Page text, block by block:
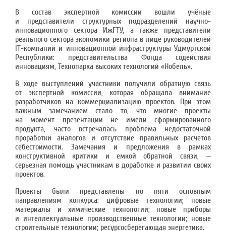
В состав экспертной комиссии вошли учёные
и представители структурных подразделений научно-
инновационного сектора ИжГТУ, а также представители
реального сектора экономики региона в лице руководителей
IT-компаний и инновационной инфраструктуры Удмуртской
Республики: представительства Фонда содействия
инновациям, Технопарка высоких технологий «Нобель».
В ходе выступлений участники получили обратную связь
от экспертной комиссии, которая обращала внимание
разработчиков на коммерциализацию проектов. При этом
важным замечанием стало то, что многие проекты
на момент презентации не имели сформированного
продукта, часто встречалась проблема недостаточной
проработки аналогов и отсутствие правильных расчетов
себестоимости. Замечания и предложения в рамках
конструктивной критики и емкой обратной связи, —
серьезная помощь участникам в доработке и развитии своих
проектов.
Проекты были представлены по пяти основным
направлениям конкурса: цифровые технологии; новые
материалы и химические технологии; новые приборы
и интеллектуальные производственные технологии; новые
строительные технологии; ресурсосберегающая энергетика.